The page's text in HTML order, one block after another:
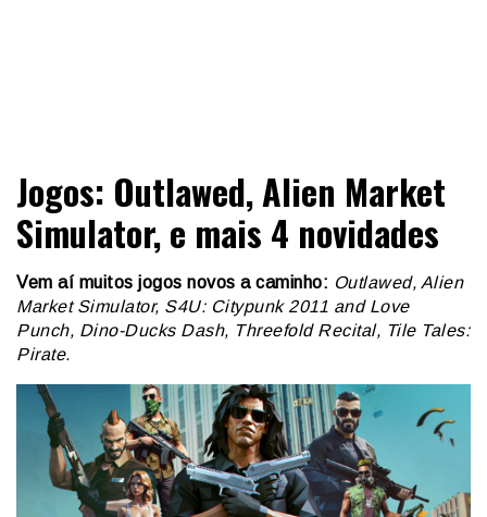
Central Comics
Jogos: Outlawed, Alien Market
Simulator, e mais 4 novidades
Vem aí muitos jogos novos a caminho: Outlawed, Alien
Market Simulator, S4U: Citypunk 2011 and Love
Punch, Dino-Ducks Dash, Threefold Recital, Tile Tales:
Pirate.